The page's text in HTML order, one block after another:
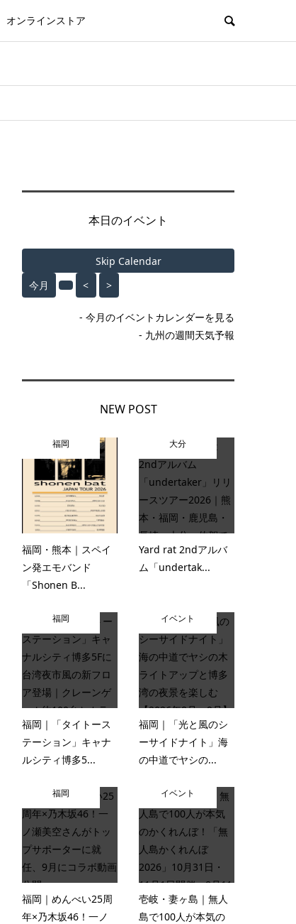
オンラインストア
本日のイベント
Skip Calendar
今月
< >
- 今月のイベントカレンダーを見る
- 九州の週間天気予報
NEW POST
福岡
福岡・熊本｜スペイ
ン発エモバンド
「Shonen B...
大分
Yard rat 2ndアルバ
ム「undertak...
福岡
福岡｜「タイトース
テーション」キャナ
ルシティ博多5...
イベント
福岡｜「光と風のシ
ーサイドナイト」海
の中道でヤシの...
福岡
福岡｜めんべい25周
年×乃木坂46！一ノ
イベント
壱岐・妻ヶ島｜無人
島で100人が本気の